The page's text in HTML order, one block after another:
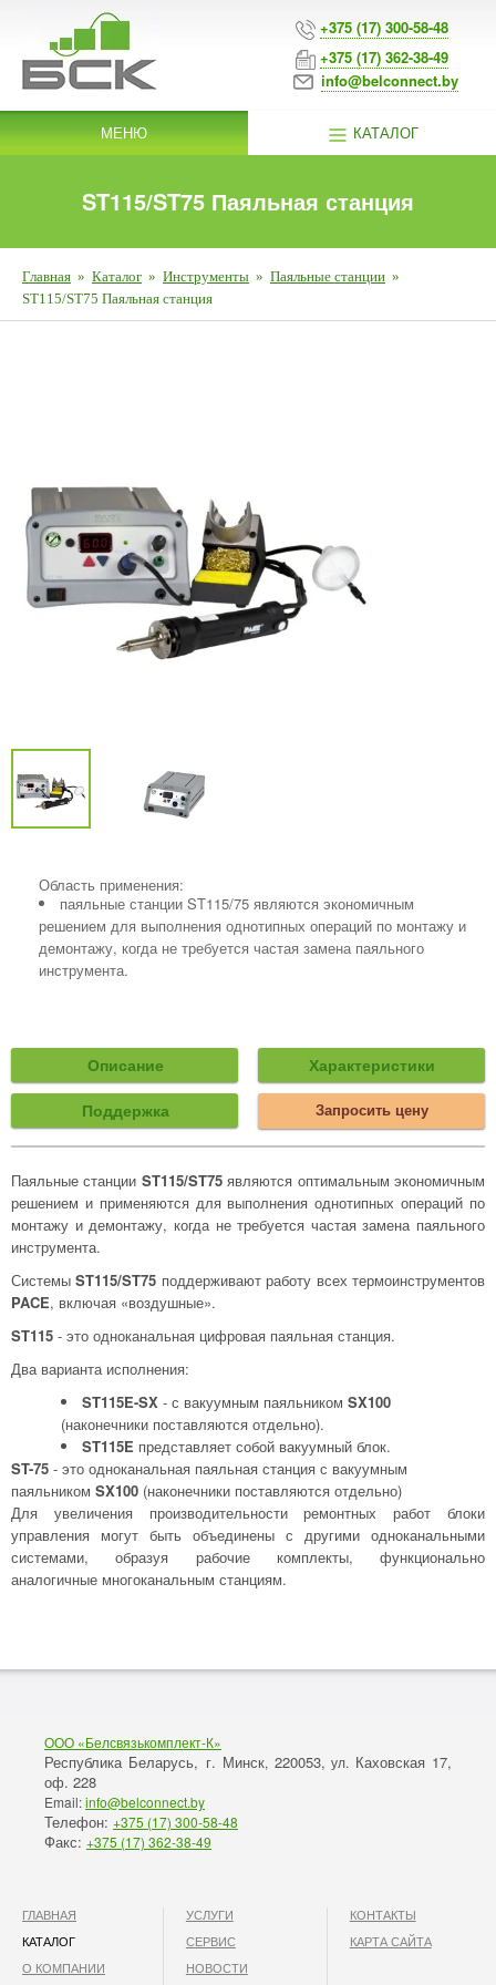
+375 (17) 300-58-48
+375 (17) 362-38-49
info@belconnect.by
МЕНЮ КАТАЛОГ
ST115/ST75 Паяльная станция
Главная » Каталог » Инструменты » Паяльные станции »
ST115/ST75 Паяльная станция
Область применения:
паяльные станции ST115/75 являются экономичным
решением для выполнения однотипных операций по монтажу и
демонтажу, когда не требуется частая замена паяльного
инструмента.
Описание Характеристики
Поддержка Запросить цену
Паяльные станции ST115/ST75являются оптимальным экономичным
решением и применяются для выполнения однотипных операций по
монтажу и демонтажу, когда не требуется частая замена паяльного
инструмента.
Системы ST115/ST75 поддерживают работу всех термоинструментов
PACE, включая «воздушные».
ST115 - это одноканальная цифровая паяльная станция.
Два варианта исполнения:
ST115E-SX - с вакуумным паяльником SX100
(наконечники поставляются отдельно).
ST115E представляет собой вакуумный блок.
ST-75 - это одноканальная паяльная станция с вакуумным
паяльником SX100 (наконечники поставляются отдельно)
Для увеличения производительности ремонтных работ блоки
управления могут быть объединены с другими одноканальными
системами, образуя рабочие комплекты, функционально
аналогичные многоканальным станциям.
ООО «Белсвязькомплект-К»
Республика Беларусь, г. Минск, 220053, ул. Каховская 17,
оф. 228
Email:info@belconnect.by
Телефон: +375 (17) 300-58-48
Факс: +375 (17) 362-38-49
ГЛАВНАЯ
КАТАЛОГ
О КОМПАНИИ
УСЛУГИ
СЕРВИС
НОВОСТИ
КОНТАКТЫ
КАРТА САЙТА